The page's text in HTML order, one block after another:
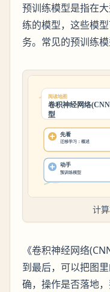
预训练模型是指在
练的模型，这些模
务。常见的预训练模
计
《卷积神经网络
到最后，可以把图
确，操作是否落地